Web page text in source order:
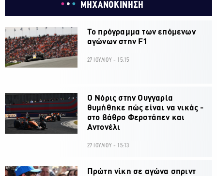
ΜΗΧΑΝΟΚΙΝΗΣΗ
Το πρόγραμμα των επόμενων
αγώνων στην F1
27 ΙΟΥΛΙΟΥ - 15:15
O Νόρις στην Ουγγαρία
θυμήθηκε πώς είναι να νικάς -
στο βάθρο Φερστάπεν και
Αντονέλι
27 ΙΟΥΛΙΟΥ - 15:13
Πρώτη νίκη σε αγώνα σπριντ